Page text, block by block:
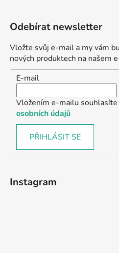
Odebírat newsletter
Vložte svůj e-mail a my vám
nových produktech na našem
E-mail
Vložením e-mailu souhlasíte
osobních údajů
PŘIHLÁSIT SE
Instagram